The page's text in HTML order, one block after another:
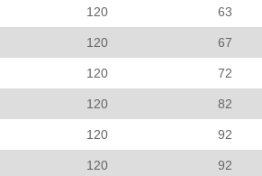
120 63
120 67
120 72
120 82
120 92
120 92